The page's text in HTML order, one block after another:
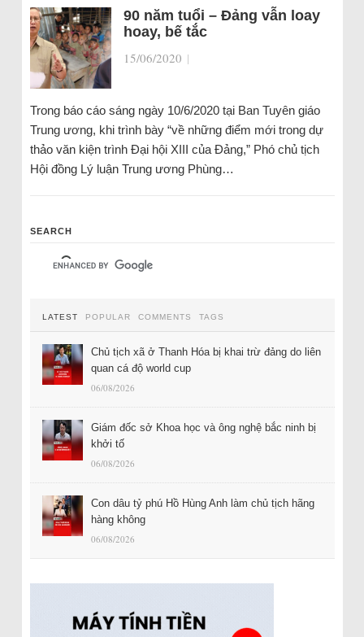
90 năm tuổi – Đảng vẫn loay
hoay, bế tắc
15/06/2020 |
Trong báo cáo sáng ngày 10/6/2020 tại Ban Tuyên giáo
Trung ương, khi trình bày “về những điểm mới trong dự
thảo văn kiện trình Đại hội XIII của Đảng,” Phó chủ tịch
Hội đồng Lý luận Trung ương Phùng…
SEARCH
LATEST POPULAR COMMENTS TAGS
Chủ tịch xã ở Thanh Hóa bị khai trừ đảng do liên
quan cá độ world cup
06/08/2026
Giám đốc sở Khoa học và ông nghệ bắc ninh bị
khởi tố
06/08/2026
Con dâu tỷ phú Hồ Hùng Anh làm chủ tịch hãng
hàng không
06/08/2026